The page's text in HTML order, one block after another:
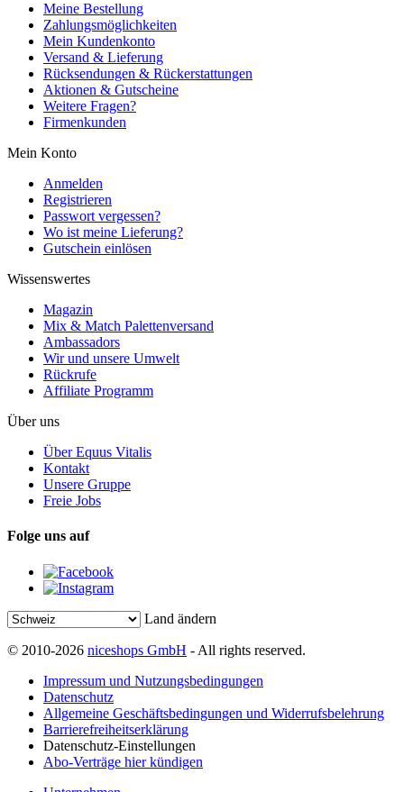
Meine Bestellung
Zahlungsmöglichkeiten
Mein Kundenkonto
Versand & Lieferung
Rücksendungen & Rückerstattungen
Aktionen & Gutscheine
Weitere Fragen?
Firmenkunden
Mein Konto
Anmelden
Registrieren
Passwort vergessen?
Wo ist meine Lieferung?
Gutschein einlösen
Wissenswertes
Magazin
Mix & Match Palettenversand
Ambassadors
Wir und unsere Umwelt
Rückrufe
Affiliate Programm
Über uns
Über Equus Vitalis
Kontakt
Unsere Gruppe
Freie Jobs
Folge uns auf
Land ändern
© 2010-2026 niceshops GmbH - All rights reserved.
Impressum und Nutzungsbedingungen
Datenschutz
Allgemeine Geschäftsbedingungen und Widerrufsbelehrung
Barrierefreiheitserklärung
Datenschutz-Einstellungen
Abo-Verträge hier kündigen